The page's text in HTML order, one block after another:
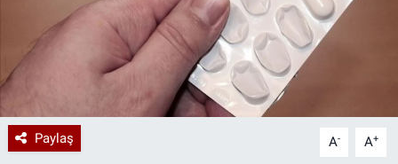
Paylaş A- A+
Erişim Bilgileri
Ramazan